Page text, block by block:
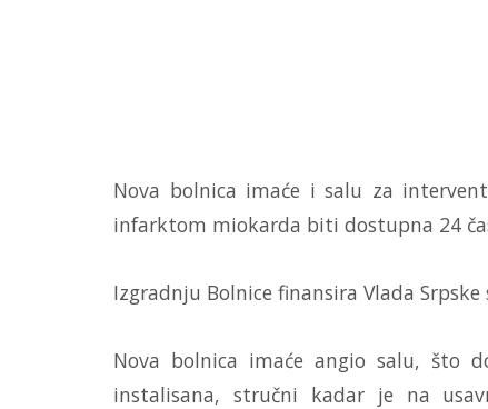
Nova bolnica imaće i salu za
infarktom miokarda biti dostupna 24
Izgradnju Bolnice finansira Vlada
Nova bolnica imaće angio salu, što
instalisana, stručni kadar je na